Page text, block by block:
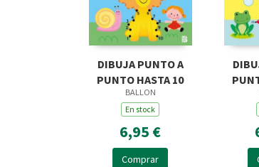
DIBUJA PUNTO A
PUNTO HASTA 10
BALLON
En stock
6,95 €
Comprar